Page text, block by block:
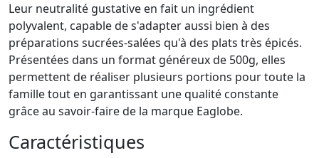
Leur neutralité gustative en fait un ingrédient
polyvalent, capable de s'adapter aussi bien à des
préparations sucrées-salées qu'à des plats très épicés.
Présentées dans un format généreux de 500g, elles
permettent de réaliser plusieurs portions pour toute la
famille tout en garantissant une qualité constante
grâce au savoir-faire de la marque Eaglobe.
Caractéristiques